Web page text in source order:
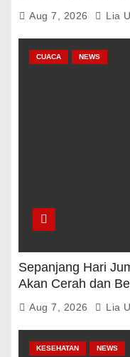
Aug 7, 2026 Lia
CUACA NEWS
Sepanjang Hari
Akan Cerah dan
Aug 7, 2026 Lia
KESEHATAN NEWS